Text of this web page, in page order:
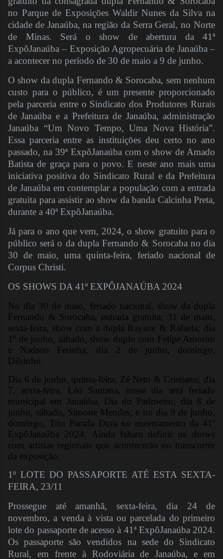
no Parque de Exposições Waldir Nunes da Silva na
cidade de Janaúba, na região da Serra Geral, no Norte
de Minas. Será o show de abertura da 41ª
ExpôJanaúba – Exposição Agropecuária de Janaúba –
a acontecer no período de 30 de maio a 9 de junho.
O show da dupla Fernando & Sorocaba, sem nenhum
custo para o público, é um presente proporcionado
pela parceria entre o Sindicato dos Produtores Rurais
de Janaúba e a Prefeitura de Janaúba, administração
Janaúba “Um Novo Tempo, Uma Nova História”.
Essa parceria entre as instituições deu certo no ano
passado, na 39ª ExpôJanaúba com o show de Amado
Batista de graça para o povo. E neste ano mais uma
iniciativa positiva do Sindicato Rural e da Prefeitura
de Janaúba em contemplar a população com a entrada
gratuita para assistir ao show da banda Calcinha Preta,
durante a 40ª ExpôJanaúba.
Já para o ano que vem, 2024, o show gratuito para o
público será o da dupla Fernando & Sorocaba no dia
30 de maio, uma quinta-feira, feriado nacional de
Corpus Christi.
OS SHOWS DA 41ª EXPÔJANAÚBA 2024
No dia 30 de maio, feriado nacional, show da dupla
Fernando & Sorocaba, entrada gratuita; 31 de maio,
sexta-feira, show com a dupla Rayane & Rafaela; dia
1º de junho, sábado, show duplo com Felipe Amorim
e Nadson Ferinha; dia 2 de junho, domingo,
Dilsinho.
Dia 6 de junho, quinta-feira, Zé Neto & Cristiano; dia
7, sexta-feira, Léo Santana, nesse dia será feriado
municipal em Janaúba, Dia do Padroeiro; dia 8 de
junho, sábado, Simone Mendes; e no dia 9 de junho,
domingo, Trio Parada Dura no encerramento da 41ª
ExpôJanaúba 2024. Ainda faltam definir os shows
com artistas regionais que acontecerão no transcorrer
da exposição.
1º LOTE DO PASSAPORTE ATÉ ESTA SEXTA-
FEIRA, 23/11
Prossegue até amanhã, sexta-feira, dia 24 de
novembro, a venda à vista ou parcelada do primeiro
lote do passaporte de acesso à 41ª ExpôJanaúba 2024.
Os passaporte são vendidos na sede do Sindicato
Rural, em frente à Rodoviária de Janaúba, e em